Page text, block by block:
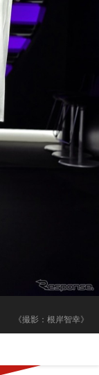
《撮影：根岸智幸》